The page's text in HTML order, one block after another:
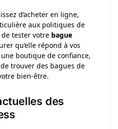
d’acheter en ligne,
aux politiques de
tester votre bague
qu’elle répond à vos
boutique de confiance,
trouver des bagues de
bien-être.
des